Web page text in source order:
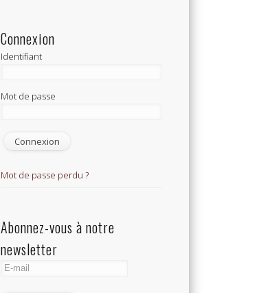
Connexion
Identifiant
Mot de passe
Mot de passe perdu ?
Abonnez-vous à notre
newsletter